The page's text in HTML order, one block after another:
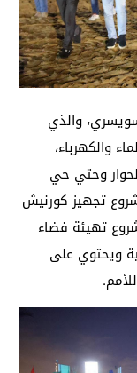
والذي
والكهرباء،
وادي الحوار وحتي حي
تجهيز كورنيش
تهيئة فضاء
ويحتوي على